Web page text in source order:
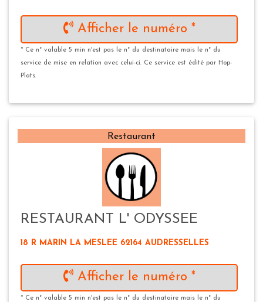
Afficher le numéro *
* Ce n° valable 5 min n'est pas le n° du destinataire mais le n° du
service de mise en relation avec celui-ci. Ce service est édité par Hop-
Plats.
Restaurant
RESTAURANT L' ODYSSEE
18 R MARIN LA MESLEE 62164 AUDRESSELLES
Afficher le numéro *
* Ce n° valable 5 min n'est pas le n° du destinataire mais le n° du